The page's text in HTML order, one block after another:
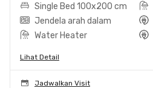
Single Bed 100x200 cm
Jendela arah dalam
Water Heater
Lihat Detail
Jadwalkan Visit